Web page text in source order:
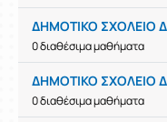
ΔΗΜΟΤΙΚΟ ΣΧΟΛΕΙΟ
0 διαθέσιμα μαθήματα
ΔΗΜΟΤΙΚΟ ΣΧΟΛΕΙΟ
0 διαθέσιμα μαθήματα